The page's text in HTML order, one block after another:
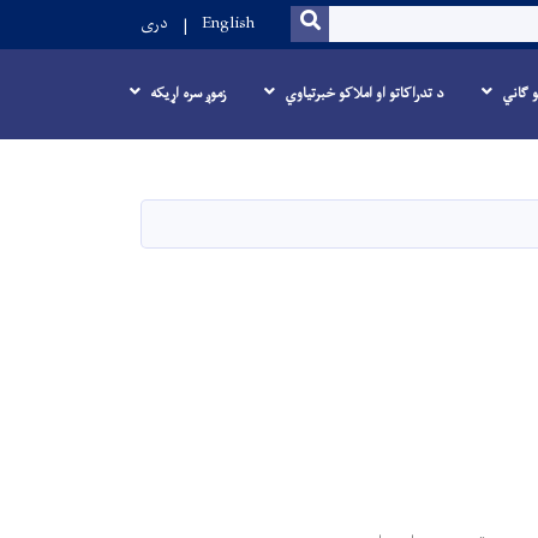
SEARCH
English دری
ګاني د تدراکاتو او املاکو خبرتیاوي زموږ سره اړیکه